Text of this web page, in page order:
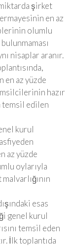
şirket
en az
olumlu
nisaplar aranır.
en az yüzde
hazır
temsil edilen
kurul
az yüzde
oylarıyla
esas
genel kurul
temsil eden
İlk toplantıda